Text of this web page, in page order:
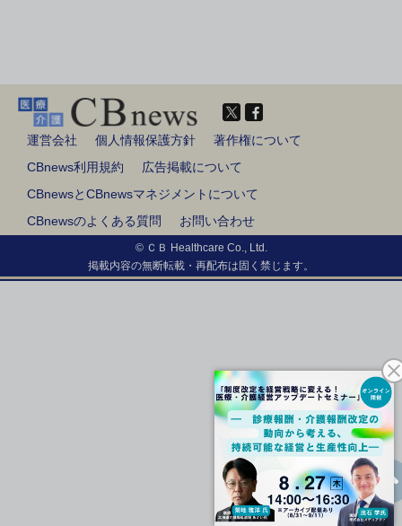
運営会社 個人情報保護方針
著作権について
CBnews利用規約
広告掲載について
CBnewsとCBnewsマネジメントについて
CBnewsのよくある質問
お問い合わせ
© ＣＢ Healthcare Co., Ltd.
掲載内容の無断転載・再配布は固く禁じます。